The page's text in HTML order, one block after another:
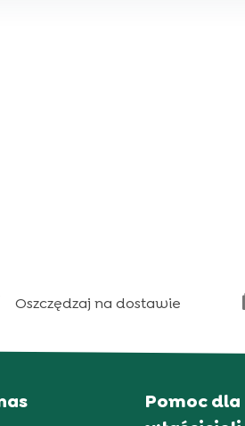
Oszczędzaj na dostawie
Pomoc dla